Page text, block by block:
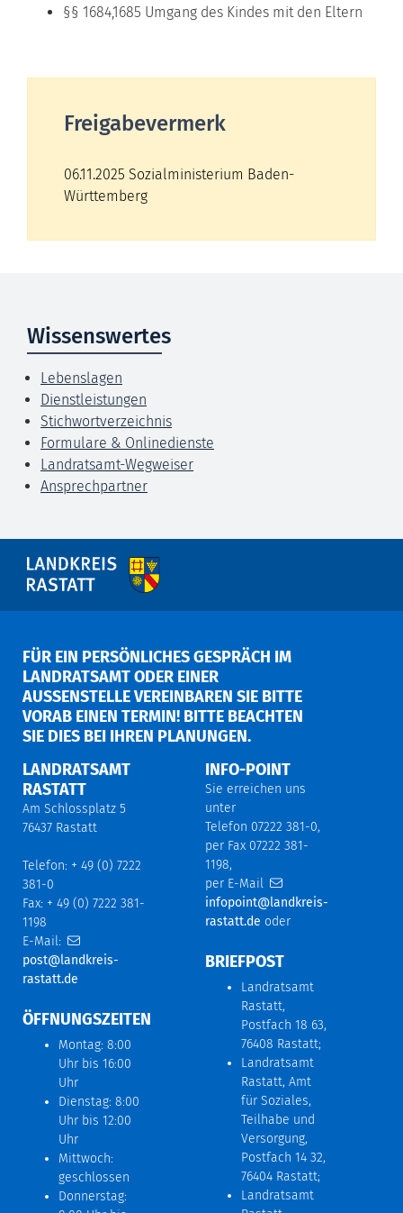
§§ 1684,1685 Umgang des Kindes mit den Eltern
Freigabevermerk
06.11.2025 Sozialministerium Baden-
Württemberg
Wissenswertes
Lebenslagen
Dienstleistungen
Stichwortverzeichnis
Formulare & Onlinedienste
Landratsamt-Wegweiser
Ansprechpartner
FÜR EIN PERSÖNLICHES GESPRÄCH IM
LANDRATSAMT ODER EINER
AUSSENSTELLE VEREINBAREN SIE BITTE V
ORAB EINEN TERMIN! BITTE BEACHTEN S
IE DIES BEI IHREN PLANUNGEN.
LANDRATSAMT
RASTATT
Am Schlossplatz 5
76437 Rastatt
Telefon: + 49 (0) 7222
381-0
Fax: + 49 (0) 7222 381-
1198
E-Mail:
post@landkreis-
rastatt.de
ÖFFNUNGSZEITEN
Montag: 8:00
Uhr bis 16:00
Uhr
Dienstag: 8:00
Uhr bis 12:00
Uhr
Mittwoch:
geschlossen
Donnerstag:
INFO-POINT
Sie erreichen uns
unter
Telefon 07222 381-0,
per Fax 07222 381-
1198,
per E-Mail
infopoint@landkreis-
rastatt.de oder
BRIEFPOST
Landratsamt
Rastatt,
Postfach 18 63,
76408 Rastatt;
Landratsamt
Rastatt, Amt
für Soziales,
Teilhabe und
Versorgung,
Postfach 14 32,
76404 Rastatt;
Landratsamt